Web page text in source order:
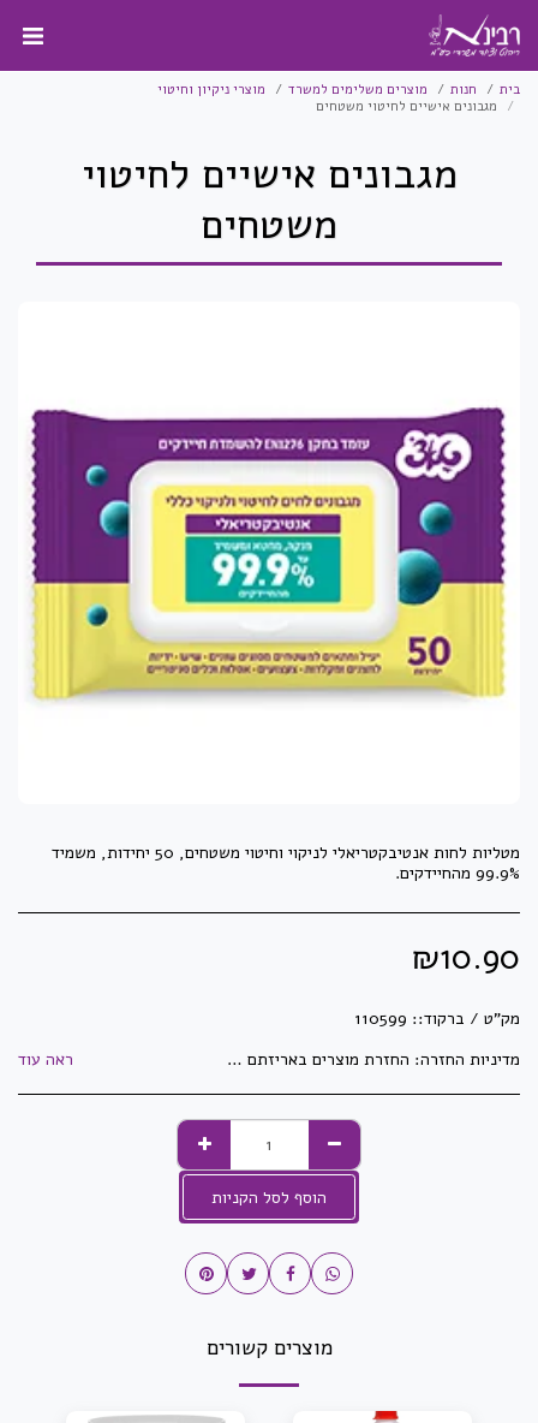
בית חנות מוצרים משלימים למשרד
מוצרי ניקיון וחיטוי
מגבונים אישיים לחיטוי משטחים
מגבונים אישיים לחיטוי
משטחים
מטליות לחות אנטיבקטריאלי לניקוי וחיטוי משטחים, 50 יחידות, משמיד
99.9% מהחיידקים.
₪10.90
מק"ט / ברקוד:: 110599
מדיניות החזרה: החזרת מוצרים באריזתם המקורית בלבד וזאת בלבד שלא נעשה בהם שימוש! לא ניתן להחזיר מוצרי חשמל לאחר פתיחתם ו/או הפעלתם. לא ניתן להחזיר מדפסות, מגרסות ושאר מיכון לאחר פתיחת האריזה. לא ניתן להחזיר ראשי דיו וטונרים לאחר פתיחתם ו/או שימוש. לא ניתן להחזיר מוצרים שנעשו/יוצרו בהזמנה מיוחדת ואושרו ע&quot;י הלקוח. לא ניתן להחזיר מוצרים שהוזמנו במיוחד עבור הלקוח. לא ניתן להחזיר דברי דפוס וחותמות שעברו הגהה ואושרו ע&quot;י הלקוח. התמונות באתר הינן להמחשה בלבד - ייתכנו שינויים באריזה ובנראות המוצר. ט.ל.ח ראה עוד
הוסף לסל הקניות
מוצרים קשורים